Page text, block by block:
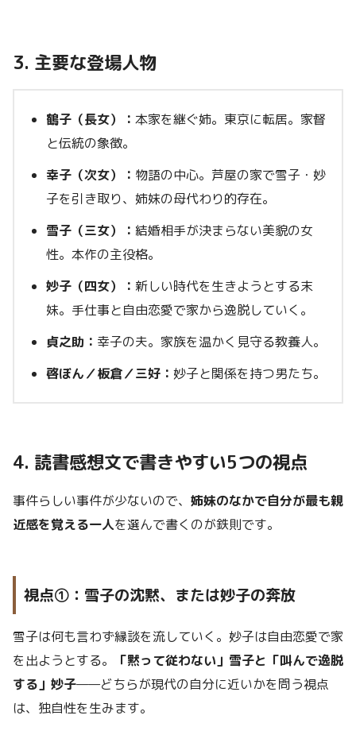
3. 主要な登場人物
鶴子（長女）： 本家を継ぐ姉。東京に転居。家督
と伝統の象徴。
幸子（次女）： 物語の中心。芦屋の家で雪子・妙
子を引き取り、姉妹の母代わり的存在。
雪子（三女）： 結婚相手が決まらない美貌の女
性。本作の主役格。
妙子（四女）： 新しい時代を生きようとする末
妹。手仕事と自由恋愛で家から逸脱していく。
貞之助： 幸子の夫。家族を温かく見守る教養人。
啓ぼん／板倉／三好： 妙子と関係を持つ男たち。
4. 読書感想文で書きやすい5つの視点
事件らしい事件が少ないので、 姉妹のなかで自分が最も親
近感を覚える一人を選んで書くのが鉄則です。
視点①：雪子の沈黙、または妙子の奔放
雪子は何も言わず縁談を流していく。妙子は自由恋愛で家
を出ようとする。
「黙って従わない」雪子と「叫んで逸脱
する」妙子——どちらが現代の自分に近いかを問う視点
は、独自性を生みます。